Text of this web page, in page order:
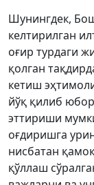
Шунингдек,
келтирилган
оғир турдаги
қолган
кетиш
йўқ қилиб
эттириши
оғдиришга
нисбатан
қўллаш